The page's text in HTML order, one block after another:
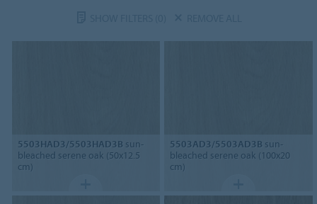
5503HAD3/5503HAD3B sun-
bleached serene oak (50x12.5
cm)
5503AD3/5503AD3B sun-
bleached serene oak (100x20
cm)